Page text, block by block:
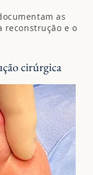
as
reconstrução e o
cirúrgica